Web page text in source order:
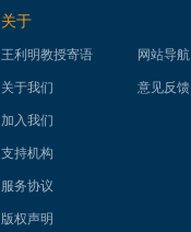
关于
王利明教授寄语
关于我们
加入我们
支持机构
服务协议
版权声明
网站导航
意见反馈